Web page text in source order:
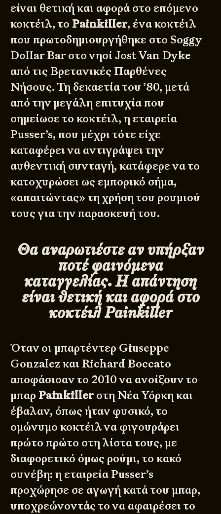
είναι θετική και αφορά στο επόμενο
κοκτέιλ, το Painkiller, ένακοκτέιλ
που πρωτοδημιουργήθηκε στο Soggy
Dollar Bar στο νησί Jost Van Dyke
από τις Βρετανικές Παρθένες
Νήσους. Τη δεκαετία του ’80, μετά
από την μεγάλη επιτυχία που
σημείωσε το κοκτέιλ, η εταιρεία
Pusser’s, που μέχρι τότε είχε
καταφέρει να αντιγράψει την
αυθεντική συνταγή, κατάφερε να το
κατοχυρώσει ως εμπορικό σήμα,
«απαιτώντας» τη χρήση του ρουμιού
τους για την παρασκευή του.
Θα αναρωτιέστε αν υπήρξαν
ποτέ φαινόμενα
καταγγελίας. Η απάντηση
είναι θετική και αφορά στο
κοκτέιλ Painkiller
Όταν οι μπαρτέντερ Giuseppe
Gonzalez και Richard Boccato
αποφάσισαν το 2010 να ανοίξουν το
μπαρ Painkillerστη Νέα Υόρκη και
έβαλαν, όπως ήταν φυσικό, το
ομώνυμο κοκτέιλ να φιγουράρει
πρώτο πρώτο στη λίστα τους, με
διαφορετικό όμως ρούμι, το κακό
συνέβη: η εταιρεία Pusser’s
προχώρησε σε αγωγή κατά του μπαρ,
υποχρεώνοντάς το να αφαιρέσει το